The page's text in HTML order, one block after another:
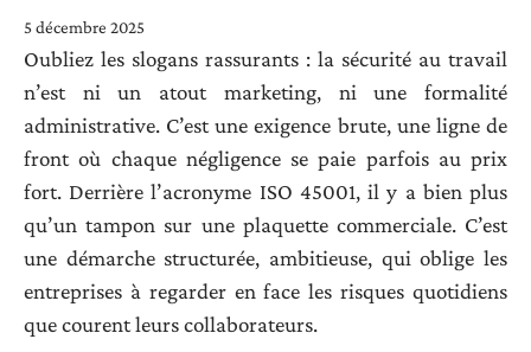
5 décembre 2025
Oubliez les slogans rassurants : la sécurité au travail
n’est ni un atout marketing, ni une formalité
administrative. C’est une exigence brute, une ligne de
front où chaque négligence se paie parfois au prix
fort. Derrière l’acronyme ISO 45001, il y a bien plus
qu’un tampon sur une plaquette commerciale. C’est
une démarche structurée, ambitieuse, qui oblige les
entreprises à regarder en face les risques quotidiens
que courent leurs collaborateurs.